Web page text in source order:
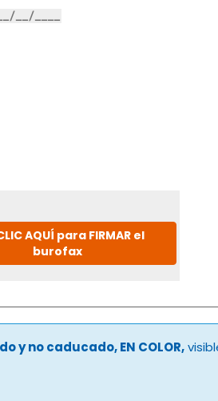
AQUÍ para FIRMAR el
burofax
y no caducado, EN COLOR,